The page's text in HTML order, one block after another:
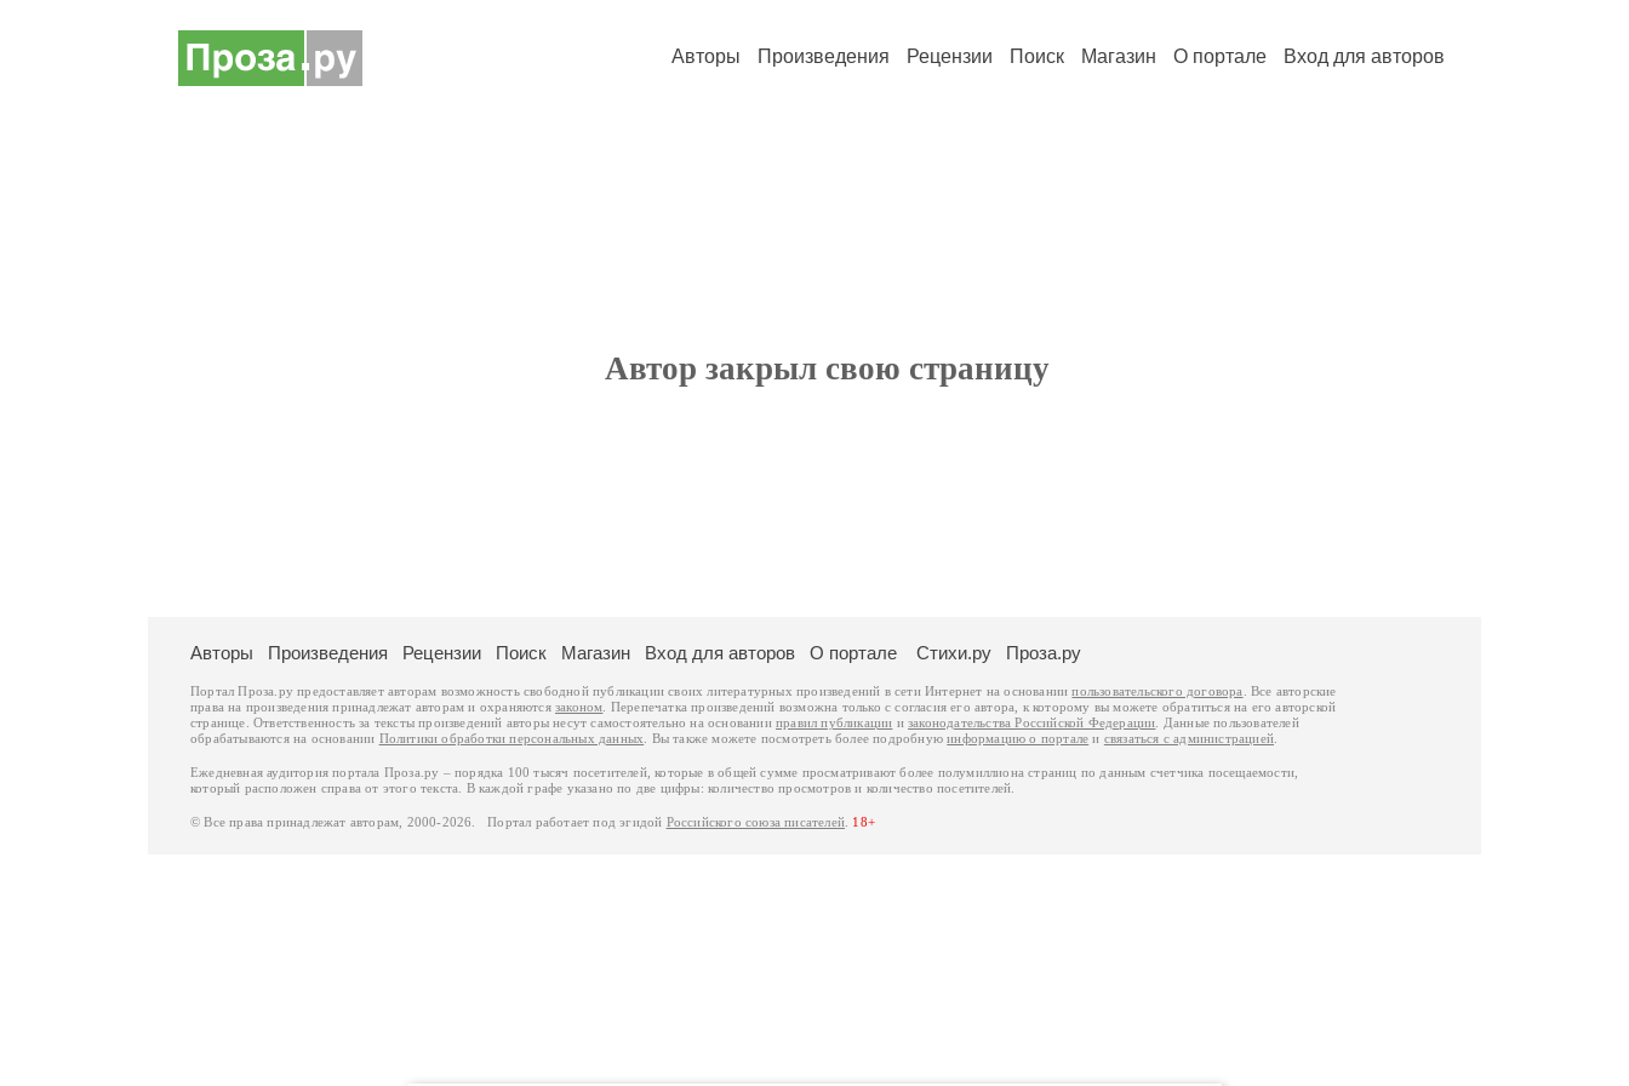
Авторы Произведения Рецензии Поиск Магазин О портале Вход для авторов
Автор закрыл свою страницу
Авторы Произведения Рецензии Поиск Магазин Вход для авторов О портале Стихи.ру Проза.ру
Портал Проза.ру предоставляет авторам возможность свободной публикации своих литературных произведений в сети Интернет на основаниипользовательского договора
. Все авторские
права на произведения принадлежат авторам и охраняются законом . Перепечатка произведений возможна только с согласия его автора, к которому вы можете обратиться на его авторской
странице. Ответственность за тексты произведений авторы несут самостоятельно на основанииправил публикации изаконодательства Российской Федерации . Данные пользователей
обрабатываются на основании Политики обработки персональных данных . Вы также можете посмотреть более подробнуюинформацию о портале и связаться с администрацией
Ежедневная аудитория портала Проза.ру – порядка 100 тысяч посетителей, которые в общей сумме просматривают более полумиллиона страниц по данным счетчика посещаемости,
который расположен справа от этого текста. В каждой графе указано по две цифры: количество просмотров и количество посетителей.
© Все права принадлежат авторам, 2000-2026. Портал работает под эгидой Российского союза писателей 18+